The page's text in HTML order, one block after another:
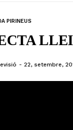
PIRINEUS
22, setembre,